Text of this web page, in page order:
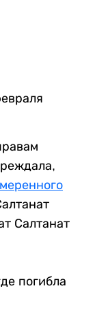
Салтанат
погибла